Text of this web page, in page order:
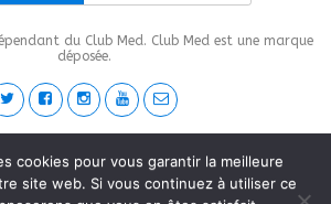
du Club Med. Club Med est une marque
déposée.
is protected by wp-copyrightpro.com
cookies pour vous garantir la meilleure
site web. Si vous continuez à utiliser ce